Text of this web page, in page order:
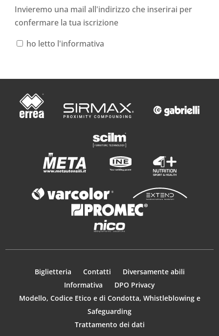
Invieremo una mail all'indirizzo che inserirai per
confermare la tua iscrizione
ho letto l'informativa
Biglietteria Contatti
Diversamente abili
Informativa
DPO Privacy
Modello, Codice Etico e di Condotta, Whistleblowing e
Safeguarding
Trattamento dei dati